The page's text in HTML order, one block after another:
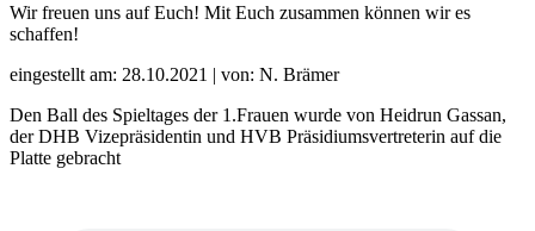
Wir freuen uns auf Euch! Mit Euch zusammen können wir es
schaffen!
eingestellt am: 28.10.2021 | von: N. Brämer
Den Ball des Spieltages der 1.Frauen wurde von Heidrun Gassan,
der DHB Vizepräsidentin und HVB Präsidiumsvertreterin auf die
Platte gebracht